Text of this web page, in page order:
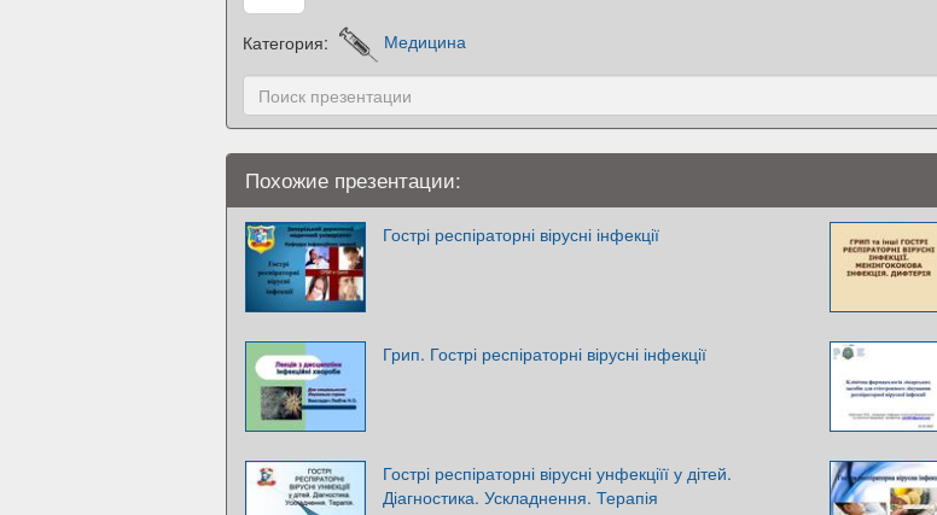
Категория: Медицина
Похожие презентации:
Гострі респіраторні вірусні інфекції
Грип. Гострі респіраторні вірусні інфекції
Гострі респіраторні вірусні унфекціїї у дітей.
Діагностика. Ускладнення. Терапія